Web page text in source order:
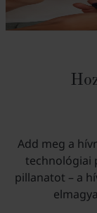
Add meg a
technológiai
pillanatot – a